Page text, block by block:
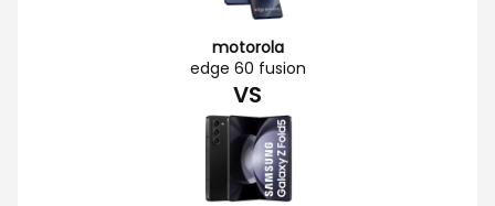
motorola
edge 60 fusion
VS